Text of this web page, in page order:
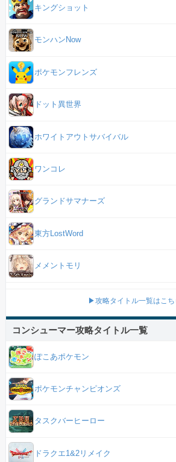
キングショット
モンハンNow
ポケモンフレンズ
ドット異世界
ホワイトアウトサバイバル
ワンコレ
グランドサマナーズ
東方LostWord
メメントモリ
▶攻略タイトル一覧はこち
コンシューマー攻略タイトル一覧
ぽこあポケモン
ポケモンチャンピオンズ
タスクバーヒーロー
ドラクエ1&2リメイク